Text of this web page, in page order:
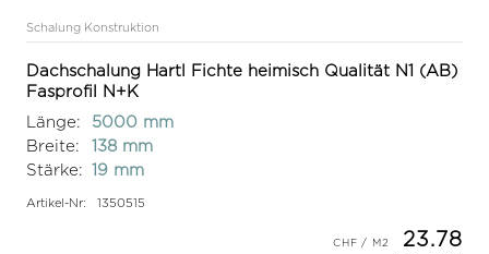
Schalung Konstruktion
Dachschalung Hartl Fichte heimisch Qualität N1 (AB)
Fasprofil N+K
Länge:
5000 mm
Breite:
138 mm
Stärke: 19 mm
Artikel-Nr: 1350515
23.78